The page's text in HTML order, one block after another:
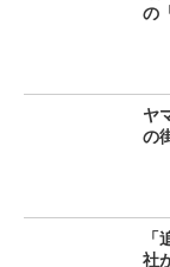
の
ヤ
の
社